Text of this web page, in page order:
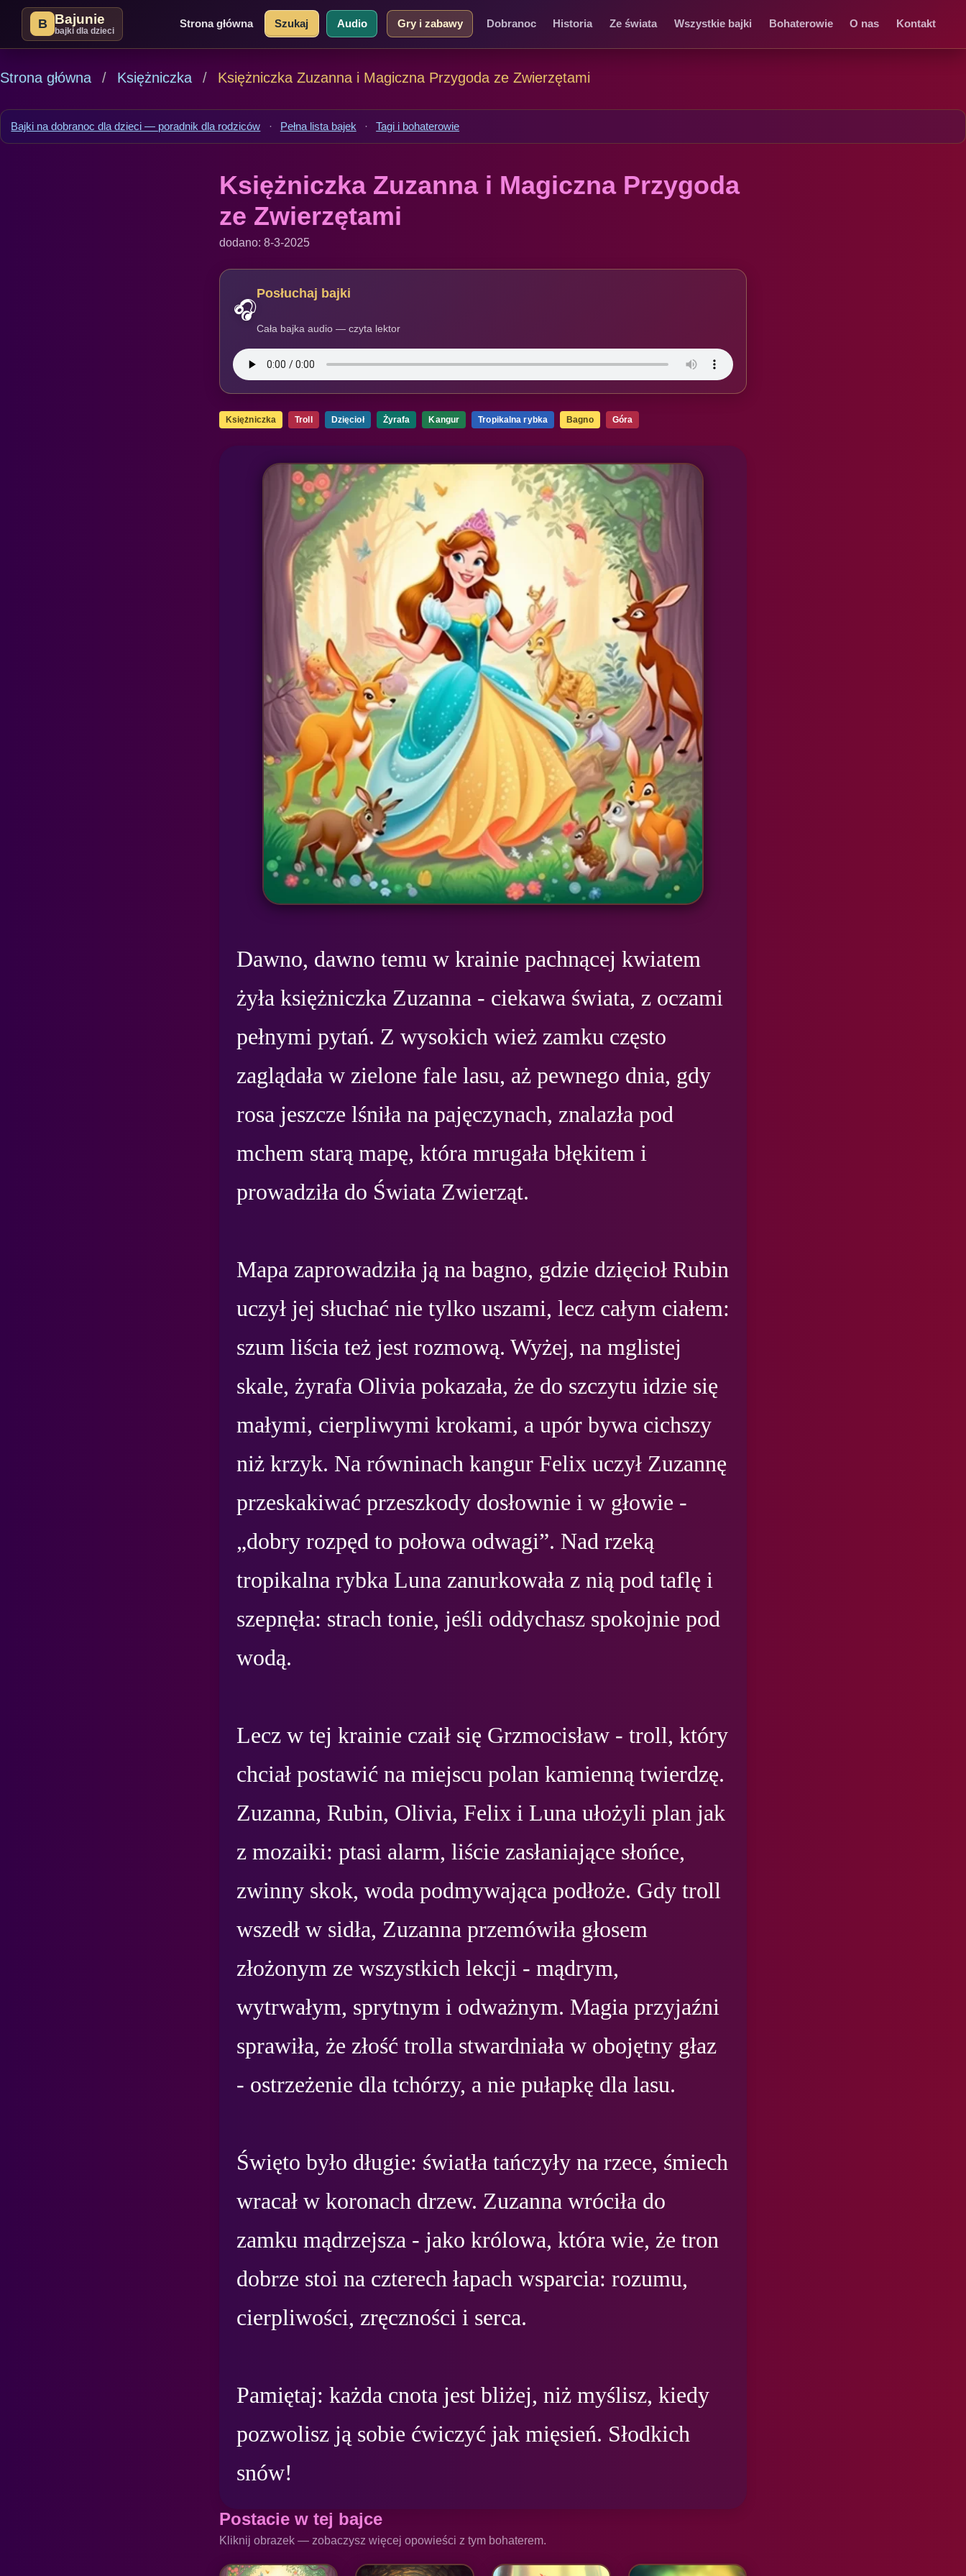
B Bajunie
bajki dla dzieci
Strona główna Szukaj Audio Gry i zabawy Dobranoc Historia Ze świata Wszystkie bajki Bohaterowie O nas Kontakt
Strona główna Księżniczka Księżniczka Zuzanna i Magiczna Przygoda ze Zwierzętami
Bajki na dobranoc dla dzieci — poradnik dla rodziców · Pełna lista bajek · Tagi i bohaterowie
Księżniczka Zuzanna i Magiczna Przygoda
ze Zwierzętami
dodano: 8-3-2025
🎧
Posłuchaj bajki
Cała bajka audio — czyta lektor
Księżniczka Troll Dzięcioł Żyrafa Kangur Tropikalna rybka Bagno Góra
Dawno, dawno temu w krainie pachnącej kwiatem
żyła księżniczka Zuzanna - ciekawa świata, z oczami
pełnymi pytań. Z wysokich wież zamku często
zaglądała w zielone fale lasu, aż pewnego dnia, gdy
rosa jeszcze lśniła na pajęczynach, znalazła pod
mchem starą mapę, która mrugała błękitem i
prowadziła do Świata Zwierząt.
Mapa zaprowadziła ją na bagno, gdzie dzięcioł Rubin
uczył jej słuchać nie tylko uszami, lecz całym ciałem:
szum liścia też jest rozmową. Wyżej, na mglistej
skale, żyrafa Olivia pokazała, że do szczytu idzie się
małymi, cierpliwymi krokami, a upór bywa cichszy
niż krzyk. Na równinach kangur Felix uczył Zuzannę
przeskakiwać przeszkody dosłownie i w głowie -
„dobry rozpęd to połowa odwagi”. Nad rzeką
tropikalna rybka Luna zanurkowała z nią pod taflę i
szepnęła: strach tonie, jeśli oddychasz spokojnie pod
wodą.
Lecz w tej krainie czaił się Grzmocisław - troll, który
chciał postawić na miejscu polan kamienną twierdzę.
Zuzanna, Rubin, Olivia, Felix i Luna ułożyli plan jak
z mozaiki: ptasi alarm, liście zasłaniające słońce,
zwinny skok, woda podmywająca podłoże. Gdy troll
wszedł w sidła, Zuzanna przemówiła głosem
złożonym ze wszystkich lekcji - mądrym,
wytrwałym, sprytnym i odważnym. Magia przyjaźni
sprawiła, że złość trolla stwardniała w obojętny głaz
- ostrzeżenie dla tchórzy, a nie pułapkę dla lasu.
Święto było długie: światła tańczyły na rzece, śmiech
wracał w koronach drzew. Zuzanna wróciła do
zamku mądrzejsza - jako królowa, która wie, że tron
dobrze stoi na czterech łapach wsparcia: rozumu,
cierpliwości, zręczności i serca.
Pamiętaj: każda cnota jest bliżej, niż myślisz, kiedy
pozwolisz ją sobie ćwiczyć jak mięsień. Słodkich
snów!
Postacie w tej bajce
Kliknij obrazek — zobaczysz więcej opowieści z tym bohaterem.